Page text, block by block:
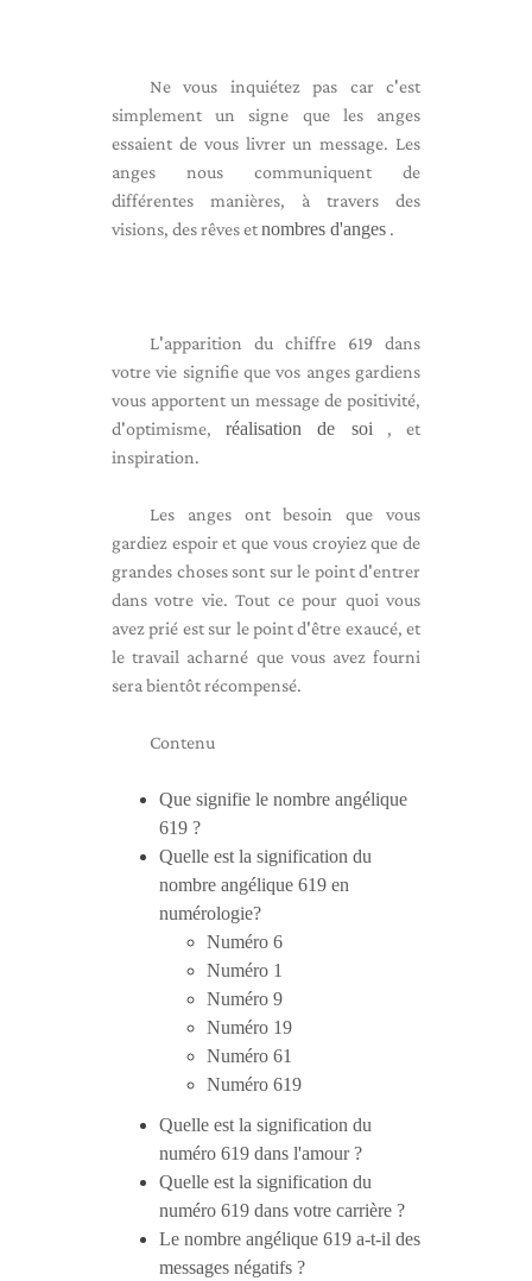
Ne vous inquiétez pas car c'est
simplement un signe que les anges
essaient de vous livrer un message. Les
anges nous communiquent de
différentes manières, à travers des
visions, des rêves etnombres d'anges .
L'apparition du chiffre 619 dans
votre vie signifie que vos anges gardiens
vous apportent un message de positivité,
d'optimisme,réalisation de soi , et
inspiration.
Les anges ont besoin que vous
gardiez espoir et que vous croyiez que de
grandes choses sont sur le point d'entrer
dans votre vie. Tout ce pour quoi vous
avez prié est sur le point d'être exaucé, et
le travail acharné que vous avez fourni
sera bientôt récompensé.
Contenu
Que signifie le nombre angélique
619 ?
Quelle est la signification du
nombre angélique 619 en
numérologie?
Numéro 6
Numéro 1
Numéro 9
Numéro 19
Numéro 61
Numéro 619
Quelle est la signification du
numéro 619 dans l'amour ?
Quelle est la signification du
numéro 619 dans votre carrière ?
Le nombre angélique 619 a-t-il des
messages négatifs ?